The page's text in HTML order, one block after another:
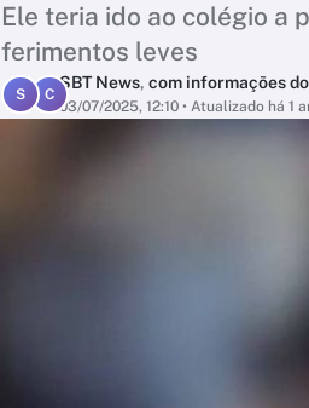
Ele teria ido ao colégio a
ferimentos leves
S C
SBT News, com informações
03/07/2025, 12:10 • Atualizado há 1